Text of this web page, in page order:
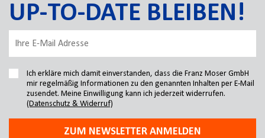
UP-TO-DATE BLEIBEN!
Ich erkläre mich damit einverstanden, dass die Franz Moser GmbH
mir regelmäßig Informationen zu den genannten Inhalten per E-Mail
zusendet. Meine Einwilligung kann ich jederzeit widerrufen.
(Datenschutz & Widerruf)
ZUM NEWSLETTER ANMELDEN